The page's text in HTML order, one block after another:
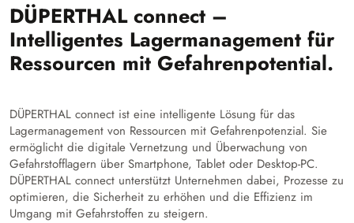
DÜPERTHAL connect –
Intelligentes Lagermanagement für
Ressourcen mit Gefahrenpotential.
DÜPERTHAL connect ist eine intelligente Lösung für das
Lagermanagement von Ressourcen mit Gefahrenpotenzial. Sie
ermöglicht die digitale Vernetzung und Überwachung von
Gefahrstofflagern über Smartphone, Tablet oder Desktop-PC.
DÜPERTHAL connect unterstützt Unternehmen dabei, Prozesse zu
optimieren, die Sicherheit zu erhöhen und die Effizienz im
Umgang mit Gefahrstoffen zu steigern.